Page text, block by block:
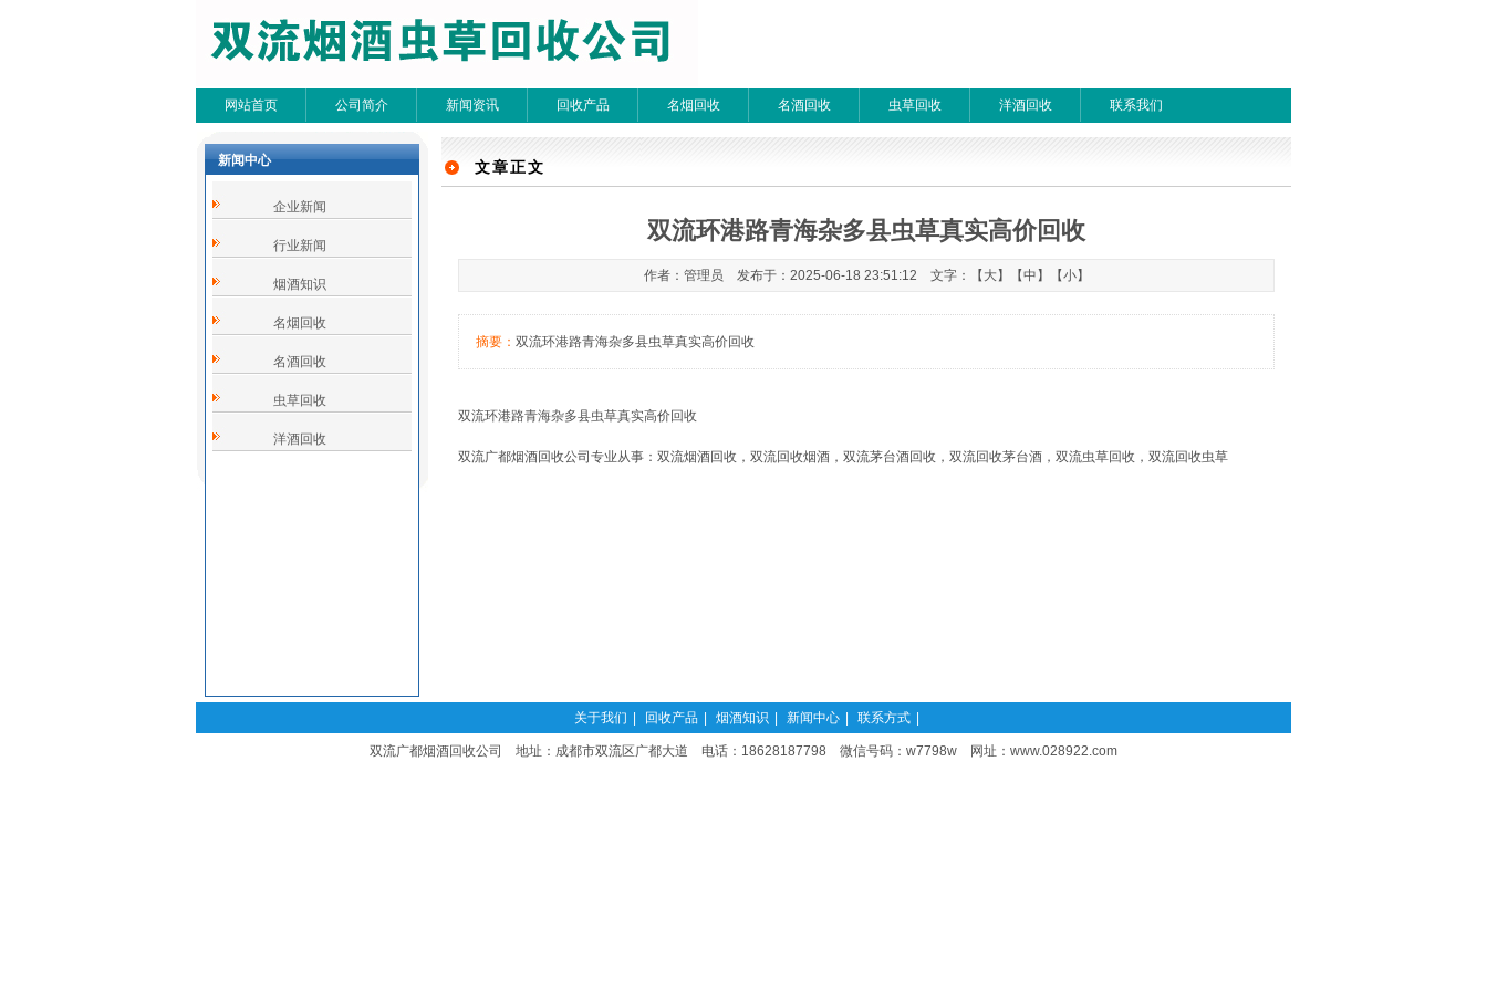
网站首页 公司简介 新闻资讯 回收产品 名烟回收 名酒回收 虫草回收 洋酒回收 联系我们
新闻中心
企业新闻
行业新闻
烟酒知识
名烟回收
名酒回收
虫草回收
洋酒回收
文章检索
首页 上一页
文章正文
双流环港路青海杂多县虫草真实高价回收
作者：管理员 发布于：2025-06-18 23:51:12 文字：【 大】【中 】【小】
摘要： 双流环港路青海杂多县虫草真实高价回收
双流环港路青海杂多县虫草真实高价回收
双流广都烟酒回收公司专业从事：双流烟酒回收，双流回收烟酒，双流茅台酒回收，双流回收茅台酒，双流虫草回收，双流回收虫草
关于我们 回收产品 烟酒知识 新闻中心 联系方式
双流广都烟酒回收公司 地址：成都市双流区广都大道 电话：18628187798 微信号码：w7798w 网址： www.028922.com